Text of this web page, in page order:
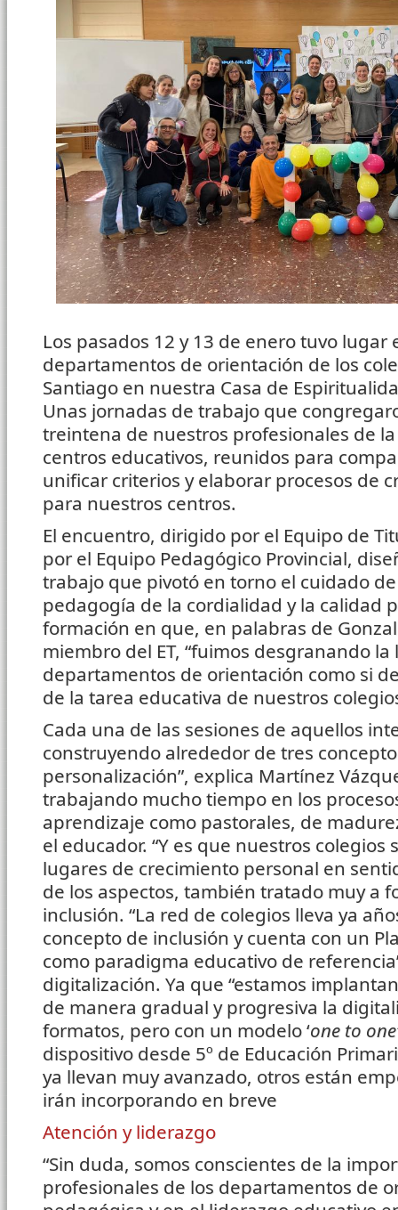
Los pasados 12 y 13 de enero tuvo
departamentos de orientación de los
Santiago en nuestra Casa de
Unas jornadas de trabajo que
treintena de nuestros profesionales de
centros educativos, reunidos para
unificar criterios y elaborar procesos de
para nuestros centros.
El encuentro, dirigido por el Equipo de
por el Equipo Pedagógico Provincial,
trabajo que pivotó en torno el cuidado
pedagogía de la cordialidad y la calidad
formación en que, en palabras de
miembro del ET, “fuimos desgranando
departamentos de orientación como si
de la tarea educativa de nuestros
Cada una de las sesiones de aquellos
construyendo alrededor de tres
personalización”, explica Martínez
trabajando mucho tiempo en los
aprendizaje como pastorales, de
el educador. “Y es que nuestros colegios
lugares de crecimiento personal en
de los aspectos, también tratado muy a
inclusión. “La red de colegios lleva ya
concepto de inclusión y cuenta con un
como paradigma educativo de
digitalización. Ya que “estamos
de manera gradual y progresiva la
formatos, pero con un modelo ‘one to
dispositivo desde 5º de Educación
ya llevan muy avanzado, otros están
irán incorporando en breve
Atención y liderazgo
“Sin duda, somos conscientes de la
profesionales de los departamentos de